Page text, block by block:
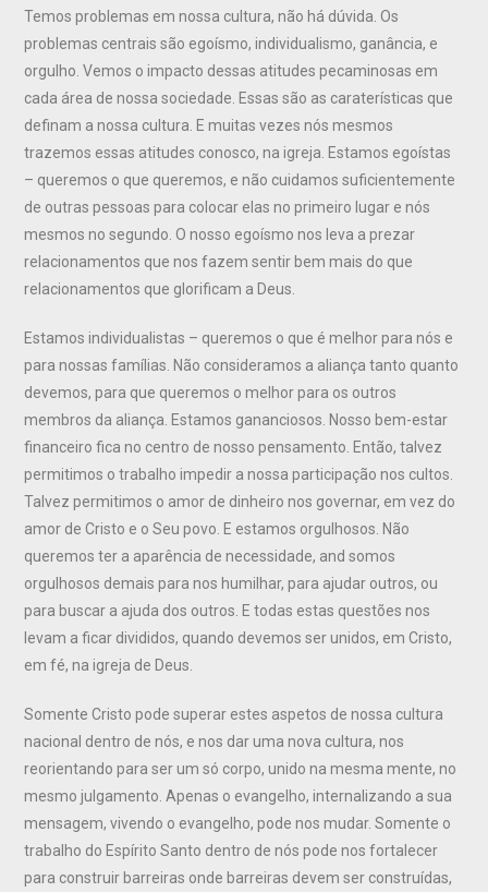
Temos problemas em nossa cultura, não há dúvida. Os
problemas centrais são egoísmo, individualismo, ganância, e
orgulho. Vemos o impacto dessas atitudes pecaminosas em
cada área de nossa sociedade. Essas são as caraterísticas que
definam a nossa cultura. E muitas vezes nós mesmos
trazemos essas atitudes conosco, na igreja. Estamos egoístas
– queremos o que queremos, e não cuidamos suficientemente
de outras pessoas para colocar elas no primeiro lugar e nós
mesmos no segundo. O nosso egoísmo nos leva a prezar
relacionamentos que nos fazem sentir bem mais do que
relacionamentos que glorificam a Deus.
Estamos individualistas – queremos o que é melhor para nós e
para nossas famílias. Não consideramos a aliança tanto quanto
devemos, para que queremos o melhor para os outros
membros da aliança. Estamos gananciosos. Nosso bem-estar
financeiro fica no centro de nosso pensamento. Então, talvez
permitimos o trabalho impedir a nossa participação nos cultos.
Talvez permitimos o amor de dinheiro nos governar, em vez do
amor de Cristo e o Seu povo. E estamos orgulhosos. Não
queremos ter a aparência de necessidade, and somos
orgulhosos demais para nos humilhar, para ajudar outros, ou
para buscar a ajuda dos outros. E todas estas questões nos
levam a ficar divididos, quando devemos ser unidos, em Cristo,
em fé, na igreja de Deus.
Somente Cristo pode superar estes aspetos de nossa cultura
nacional dentro de nós, e nos dar uma nova cultura, nos
reorientando para ser um só corpo, unido na mesma mente, no
mesmo julgamento. Apenas o evangelho, internalizando a sua
mensagem, vivendo o evangelho, pode nos mudar. Somente o
trabalho do Espírito Santo dentro de nós pode nos fortalecer
para construir barreiras onde barreiras devem ser construídas,